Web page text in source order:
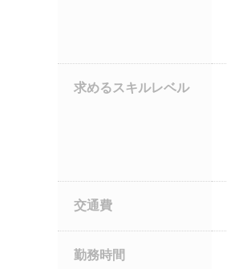
求めるスキルレベル
交通費
勤務時間